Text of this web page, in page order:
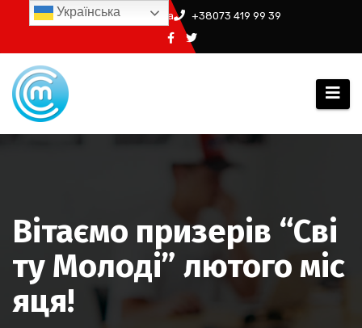
Перейти
вмісту
info@ssm.in.ua +38073 419 99 39
Вітаємо призерів “Сві
ту Молоді” лютого міс
яця!
Українська